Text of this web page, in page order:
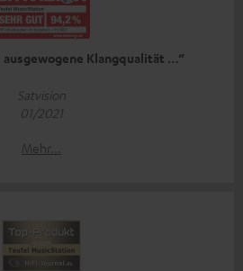
Klangqualität …“
Satvision
01/2021
Mehr...